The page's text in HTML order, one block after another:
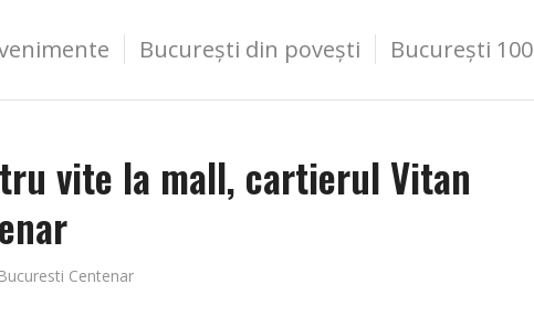
București din povești București 100
vite la mall, cartierul Vitan
Bucuresti Centenar